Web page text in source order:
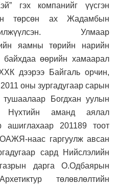
гэх компанийг үүсгэн
төрсөн ах Жадамбын
шилжүүлсэн. Улмаар
яамны төрийн нарийн
байхдаа өөрийн хамаарал
дээрээ Байгаль орчин,
оны зургадугаар сарын
Богдхан уулын
Нүхтийн аманд аялал
ашиглахаар 201189 тоот
наас гаргуулж авсан
сард Нийслэлийн
дарга О.Одбаярын
төлөвлөлтийн